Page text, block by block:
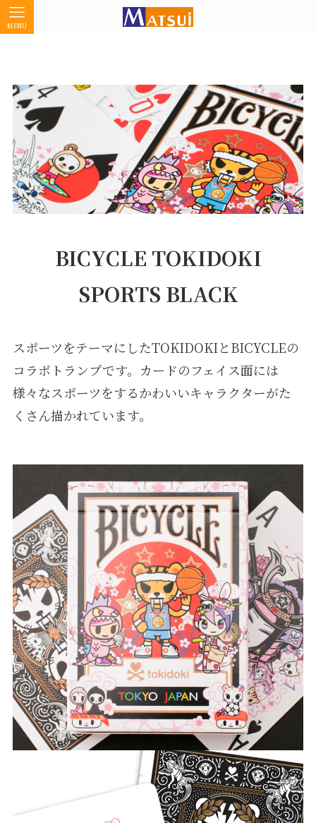
MENU
BICYCLE TOKIDOKI
SPORTS BLACK
スポーツをテーマにしたTOKIDOKIとBICYCLEの
コラボトランプです。カードのフェイス面には
様々なスポーツをするかわいいキャラクターがた
くさん描かれています。